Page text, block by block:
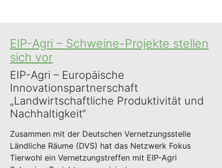
EIP-Agri – Schweine-Projekte stellen
sich vor
EIP-Agri – Europäische
Innovationspartnerschaft
„Landwirtschaftliche Produktivität und
Nachhaltigkeit“
Zusammen mit der Deutschen Vernetzungsstelle
Ländliche Räume (DVS) hat das Netzwerk Fokus
Tierwohl ein Vernetzungstreffen mit EIP-Agri